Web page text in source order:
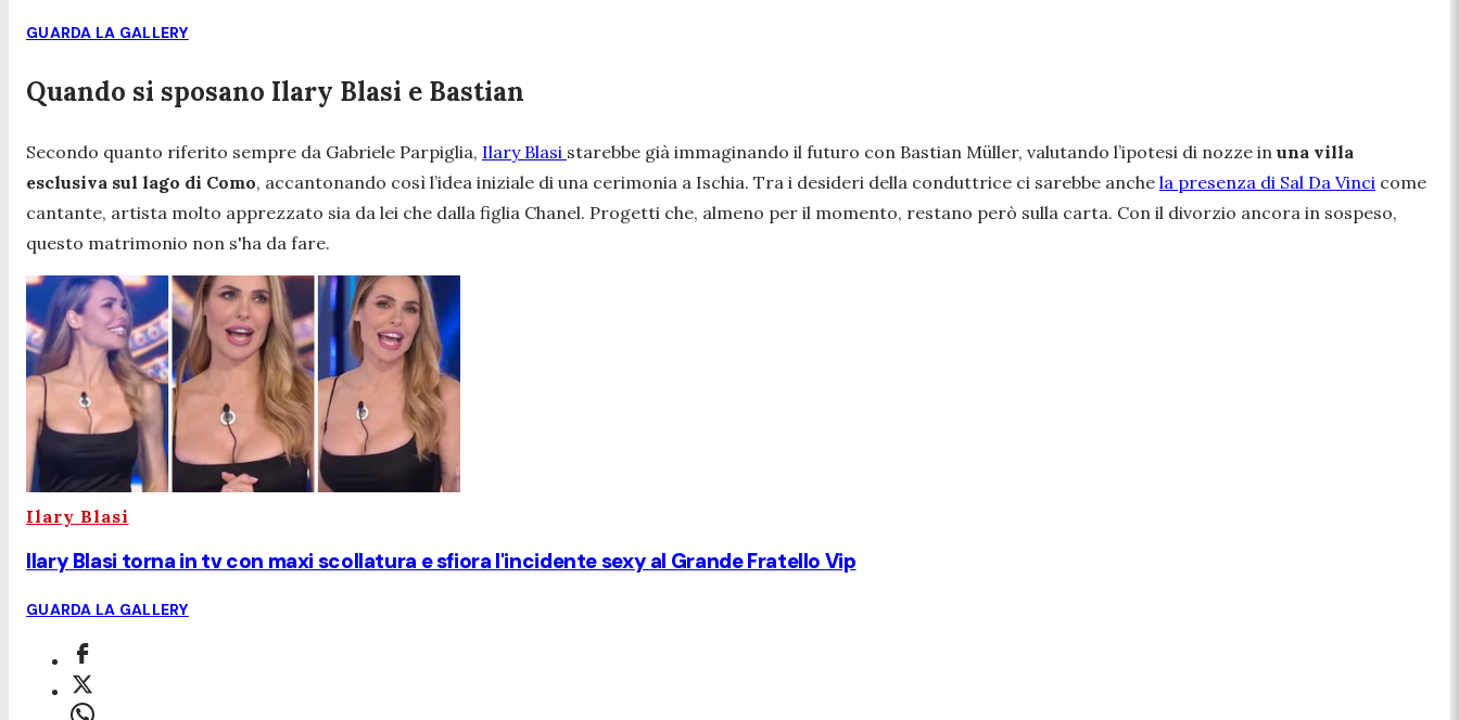
GUARDA LA GALLERY
Quando si sposano Ilary Blasi e Bastian
Secondo quanto riferito sempre da Gabriele Parpiglia, Ilary Blasi starebbe già immaginando il futuro con Bastian Müller, valutando l’ipotesi di nozze in una villa
esclusiva sul lago di Como, accantonando così l’idea iniziale di una cerimonia a Ischia. Tra i desideri della conduttrice ci sarebbe anche la presenza di Sal Da Vinci come
cantante, artista molto apprezzato sia da lei che dalla figlia Chanel. Progetti che, almeno per il momento, restano però sulla carta. Con il divorzio ancora in sospeso,
questo matrimonio non s'ha da fare.
Ilary Blasi
Ilary Blasi torna in tv con maxi scollatura e sfiora l'incidente sexy al Grande Fratello Vip
GUARDA LA GALLERY